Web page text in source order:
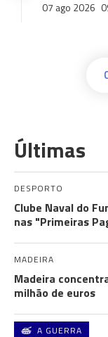
07 ago 2026
Últimas
DESPORTO
Clube Naval do
nas "Primeiras
MADEIRA
Madeira
milhão de euros
A GUERRA